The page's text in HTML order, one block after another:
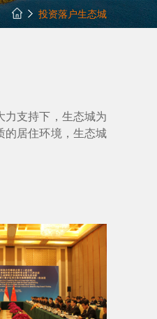
投资落户生态城
力支持下，生态城为
的居住环境，生态城